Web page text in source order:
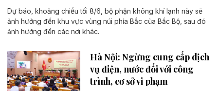
Dự báo, khoảng chiều tối 8/6, bộ phận không khí lạnh này sẽ
ảnh hưởng đến khu vực vùng núi phía Bắc của Bắc Bộ, sau đó
ảnh hưởng đến các nơi khác.
Hà Nội: Ngừng cung cấp dịch
vụ điện, nước đối với công
trình, cơ sở vi phạm